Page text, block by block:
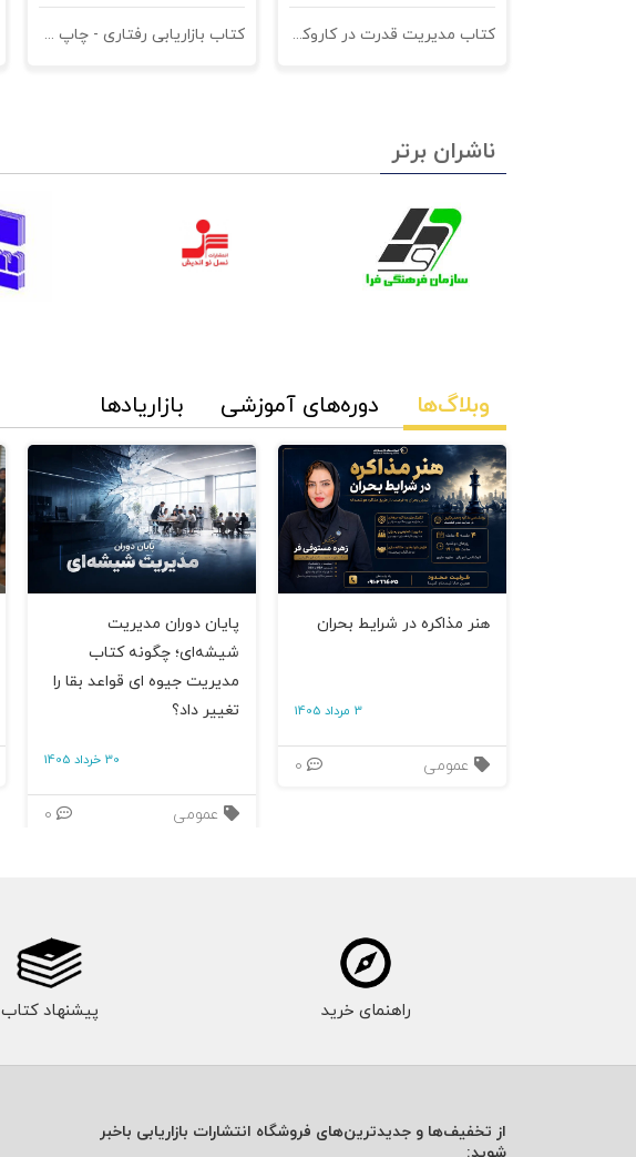
کتاب مدیریت قدرت در کاروکسب کتاب بازاریابی رفتاری - چاپ سوم
ناشران برتر
وبلاگ‌ها دوره‌های آموزشی بازاریادها
هنر مذاکره در شرایط بحران
3 مرداد 1405
عمومی
پایان دوران مدیریت
شیشه‌ای؛ چگونه کتاب
مدیریت جیوه‌ ای قواعد بقا را
تغییر داد؟
30 خرداد 1405
عمومی
راهنمای خرید پیشنهاد کتاب
از تخفیف‌ها و جدیدترین‌های فروشگاه انتشارات بازاریابی باخبر